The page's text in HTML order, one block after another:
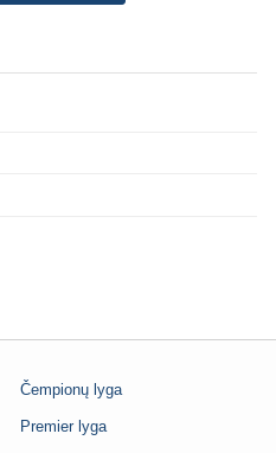
Čempionų lyga
Premier lyga